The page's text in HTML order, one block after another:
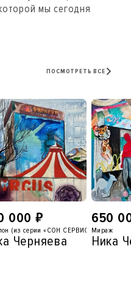
мы сегодня
ПОСМОТРЕТЬ ВСЕ
000 ₽
(из серии «СОН СЕРВИС»)
Черняева
650
Мираж
Ника